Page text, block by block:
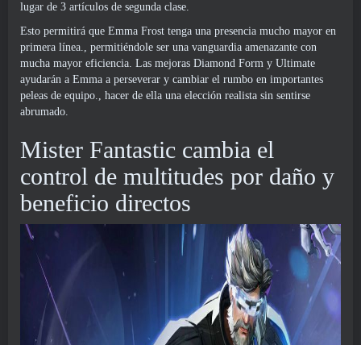
lugar de 3 artículos de segunda clase.
Esto permitirá que Emma Frost tenga una presencia mucho mayor en
primera línea., permitiéndole ser una vanguardia amenazante con
mucha mayor eficiencia. Las mejoras Diamond Form y Ultimate
ayudarán a Emma a perseverar y cambiar el rumbo en importantes
peleas de equipo., hacer de ella una elección realista sin sentirse
abrumado.
Mister Fantastic cambia el
control de multitudes por daño y
beneficio directos